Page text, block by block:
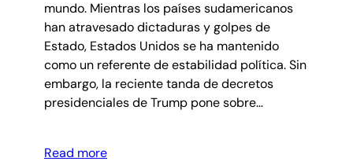
mundo. Mientras los países sudamericanos
han atravesado dictaduras y golpes de
Estado, Estados Unidos se ha mantenido
como un referente de estabilidad política. Sin
embargo, la reciente tanda de decretos
presidenciales de Trump pone sobre…
Read more